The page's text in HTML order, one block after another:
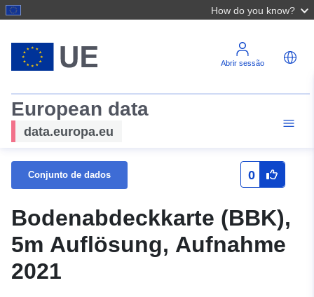
How do you know?
Abrir sessão
European data
data.europa.eu
Conjunto de dados 0
Bodenabdeckkarte (BBK),
5m Auflösung, Aufnahme
2021